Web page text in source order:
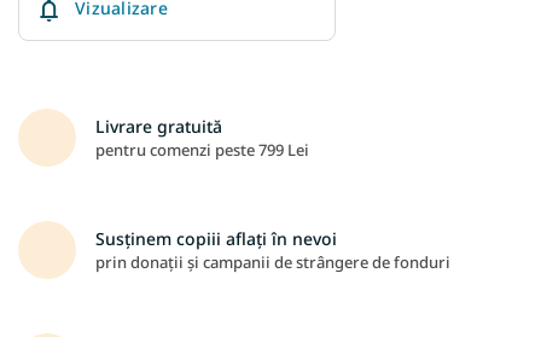
Vizualizare
Livrare gratuită
pentru comenzi peste 799 Lei
Susținem copiii aflați în nevoi
prin donații și campanii de strângere de fonduri